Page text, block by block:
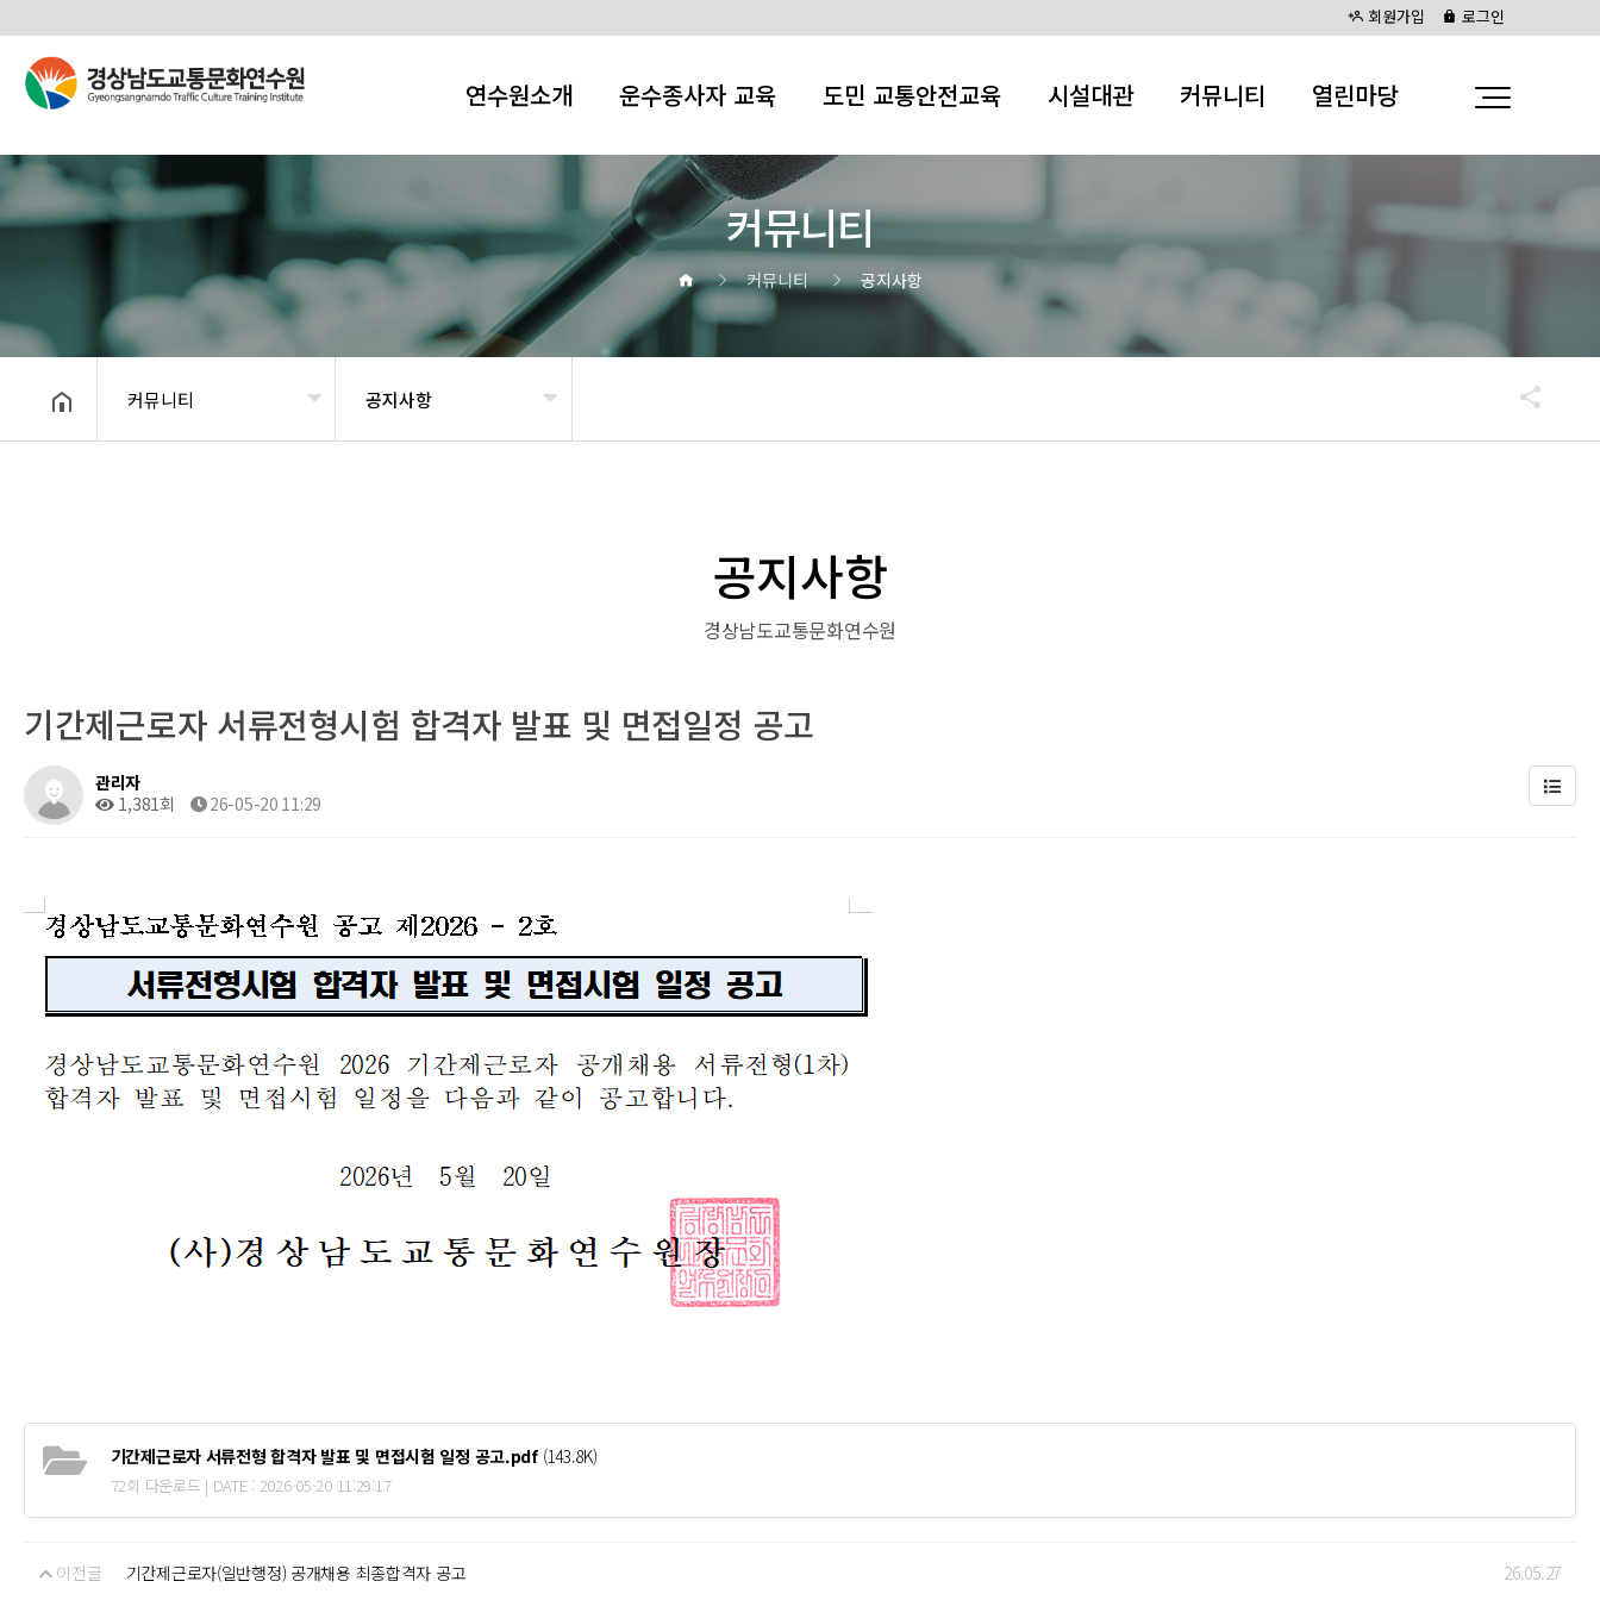
회원가입 로그인
연수원소개 운수종사자 교육 도민 교통안전교육 시설대관 커뮤니티 열린마당
커뮤니티
커뮤니티 공지사항
커뮤니티 공지사항
공지사항
경상남도교통문화연수원
기간제근로자 서류전형시험 합격자 발표 및 면접일정 공고
관리자
1,381회
26-05-20 11:29
기간제근로자 서류전형 합격자 발표 및 면접시험 일정 공고.pdf(143.8K)
72회 다운로드 | DATE : 2026-05-20 11:29:17
이전글 기간제근로자(일반행정) 공개채용 최종합격자 공고 26.05.27